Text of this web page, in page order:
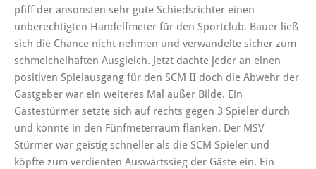
pfiff der ansonsten sehr gute Schiedsrichter einen
unberechtigten Handelfmeter für den Sportclub. Bauer ließ
sich die Chance nicht nehmen und verwandelte sicher zum
schmeichelhaften Ausgleich. Jetzt dachte jeder an einen
positiven Spielausgang für den SCM II doch die Abwehr der
Gastgeber war ein weiteres Mal außer Bilde. Ein
Gästestürmer setzte sich auf rechts gegen 3 Spieler durch
und konnte in den Fünfmeterraum flanken. Der MSV
Stürmer war geistig schneller als die SCM Spieler und
köpfte zum verdienten Auswärtssieg der Gäste ein. Ein